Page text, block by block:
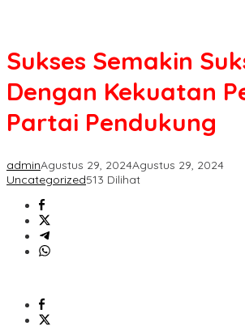
Sukses Semakin
Dengan Kekuatan
Partai Pendukung
adminAgustus 29, 2024Agustus 29, 2024
Uncategorized513 Dilihat